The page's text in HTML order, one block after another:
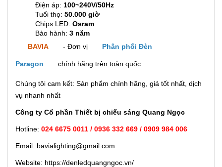
Điện áp: 100~240V/50Hz
Tuổi thọ: 50.000 giờ
Chips LED: Osram
Bảo hành: 3 năm
BAVIA
- Đơn vị Phân phối Đèn
Paragon chính hãng trên toàn quốc
Chúng tôi cam kết: Sản phẩm chính hãng, giá tốt nhất, dịch
vụ nhanh nhất
Công ty Cổ phần Thiết bị chiếu sáng Quang Ngọc
Hotline: 024 6675 0011 / 0936 332 669 / 0909 984 006
Email: bavialighting@gmail.com
Website: https://denledquangngoc.vn/